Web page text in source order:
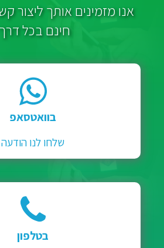
אנו מזמינים אותך ליצור
חינם בכל דרך
בוואטסאפ
שלחו לנו הודעה
בטלפון